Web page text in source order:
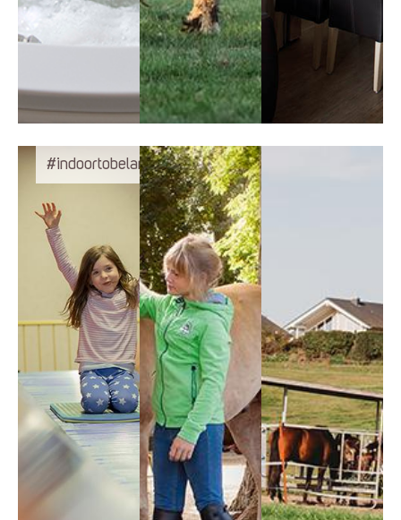
#indoortobeland